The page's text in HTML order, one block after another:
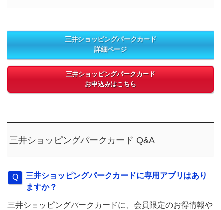
三井ショッピングパークカード
詳細ページ
三井ショッピングパークカード
お申込みはこちら
三井ショッピングパークカード Q&A
三井ショッピングパークカードに専用アプリはあり
ますか？
三井ショッピングパークカードに、会員限定のお得情報や